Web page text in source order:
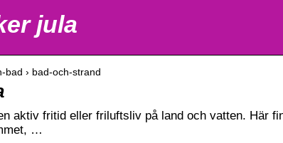
jula
bad › bad-och-strand
aktiv fritid eller friluftsliv på land och vatten. Här
…